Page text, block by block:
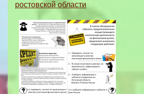
ростовской области